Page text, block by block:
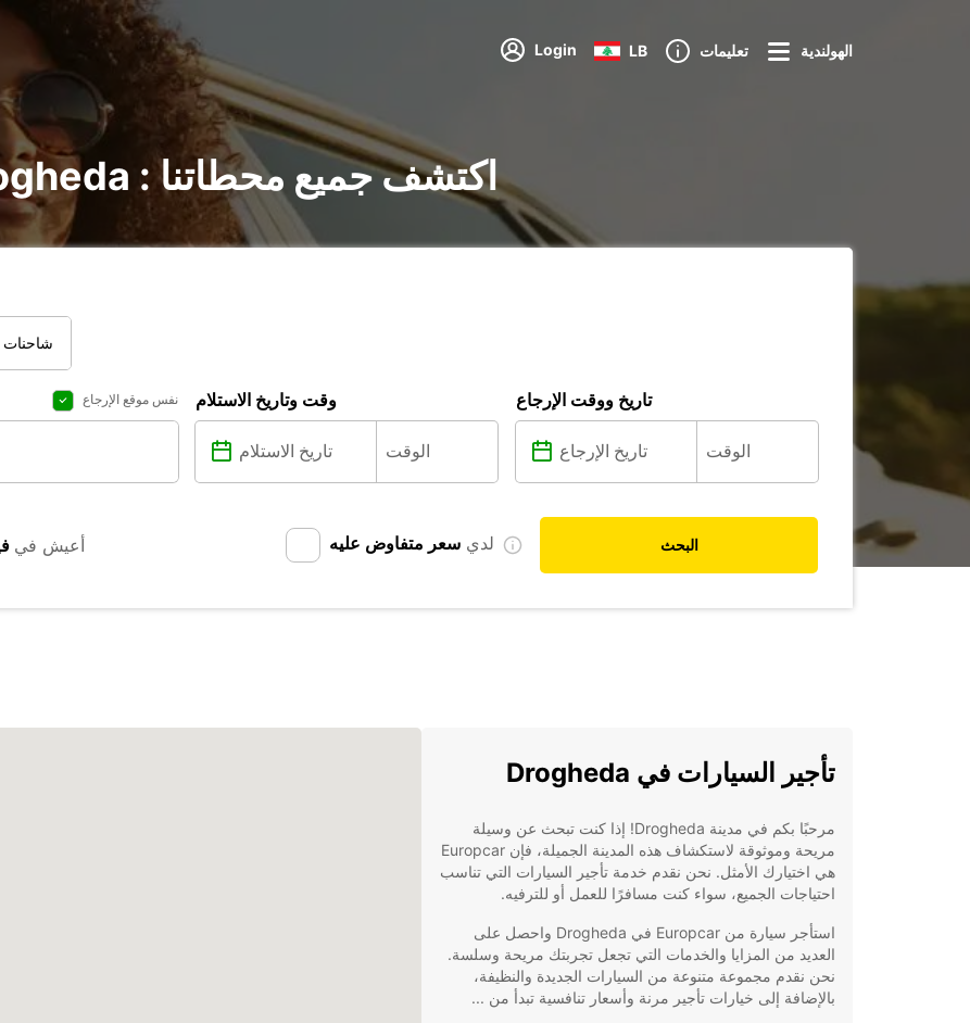
Login LB تعليمات الهولندية
تأجير السيارات في Drogheda : اكتشف جميع محطاتنا
شاحنات
نفس موقع الإرجاع وقت وتاريخ الاستلام تاريخ ووقت الإرجاع
أعيش في لدي سعر متفاوض عليه البحث
تأجير السيارات في Drogheda
مرحبًا بكم في مدينة Drogheda! إذا كنت تبحث عن وسيلة
مريحة وموثوقة لاستكشاف هذه المدينة الجميلة، فإن Europcar
هي اختيارك الأمثل. نحن نقدم خدمة تأجير السيارات التي تناسب
احتياجات الجميع، سواء كنت مسافرًا للعمل أو للترفيه.
استأجر سيارة من Europcar في Drogheda واحصل على
العديد من المزايا والخدمات التي تجعل تجربتك مريحة وسلسة.
نحن نقدم مجموعة متنوعة من السيارات الجديدة والنظيفة،
بالإضافة إلى خيارات تأجير مرنة وأسعار تنافسية تبدأ من ...